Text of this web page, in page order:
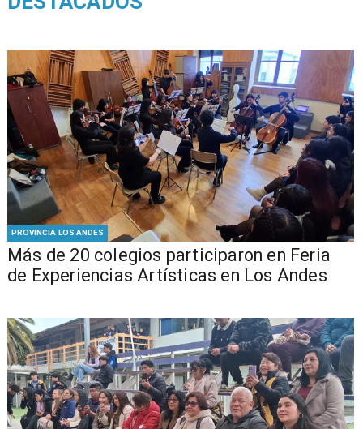
PROVINCIA LOS ANDES
Más de 20 colegios participaron en Feria
de Experiencias Artísticas en Los Andes